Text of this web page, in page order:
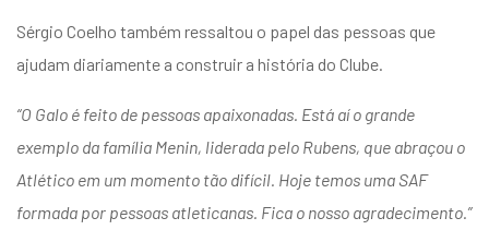
Sérgio Coelho também ressaltou o papel das pessoas que
ajudam diariamente a construir a história do Clube.
“O Galo é feito de pessoas apaixonadas. Está aí o grande
exemplo da família Menin, liderada pelo Rubens, que abraçou o
Atlético em um momento tão difícil. Hoje temos uma SAF
formada por pessoas atleticanas. Fica o nosso agradecimento.”